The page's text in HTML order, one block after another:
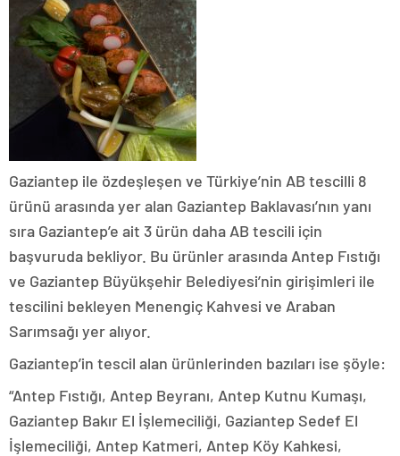
Gaziantep ile özdeşleşen ve Türkiye’nin AB tescilli 8
ürünü arasında yer alan Gaziantep Baklavası’nın yanı
sıra Gaziantep’e ait 3 ürün daha AB tescili için
başvuruda bekliyor. Bu ürünler arasında Antep Fıstığı
ve Gaziantep Büyükşehir Belediyesi’nin girişimleri ile
tescilini bekleyen Menengiç Kahvesi ve Araban
Sarımsağı yer alıyor.
Gaziantep’in tescil alan ürünlerinden bazıları ise şöyle:
“Antep Fıstığı, Antep Beyranı, Antep Kutnu Kumaşı,
Gaziantep Bakır El İşlemeciliği, Gaziantep Sedef El
İşlemeciliği, Antep Katmeri, Antep Köy Kahkesi,